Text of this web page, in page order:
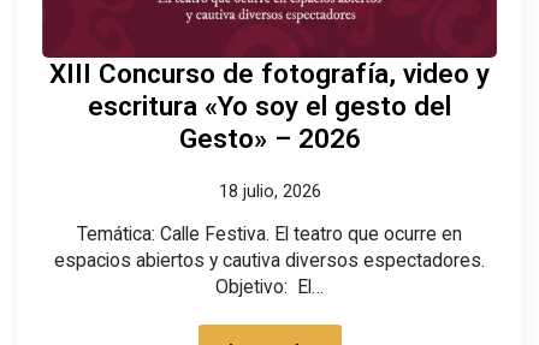
XIII Concurso de fotografía, video y
escritura «Yo soy el gesto del
Gesto» – 2026
18 julio, 2026
Temática: Calle Festiva. El teatro que ocurre en
espacios abiertos y cautiva diversos espectadores.
Objetivo: El…